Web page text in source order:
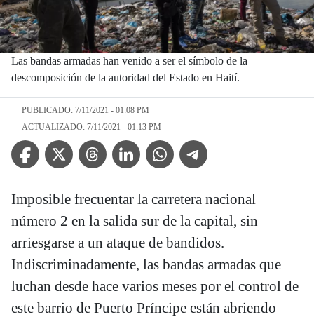
Las bandas armadas han venido a ser el símbolo de la
descomposición de la autoridad del Estado en Haití.
PUBLICADO: 7/11/2021 - 01:08 PM
ACTUALIZADO: 7/11/2021 - 01:13 PM
Facebook IconTwitter IconThreads IconLinkedin IconWhatsApp IconTelegram Icon
Imposible frecuentar la carretera nacional
número 2 en la salida sur de la capital, sin
arriesgarse a un ataque de bandidos.
Indiscriminadamente, las bandas armadas que
luchan desde hace varios meses por el control de
este barrio de Puerto Príncipe están abriendo